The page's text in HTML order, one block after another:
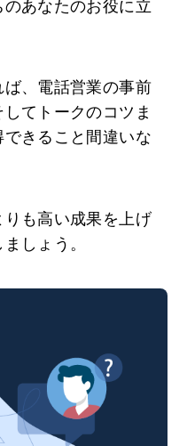
のあなたのお役に立
、電話営業の事前
てトークのコツま
きること間違いな
も高い成果を上げ
しょう。